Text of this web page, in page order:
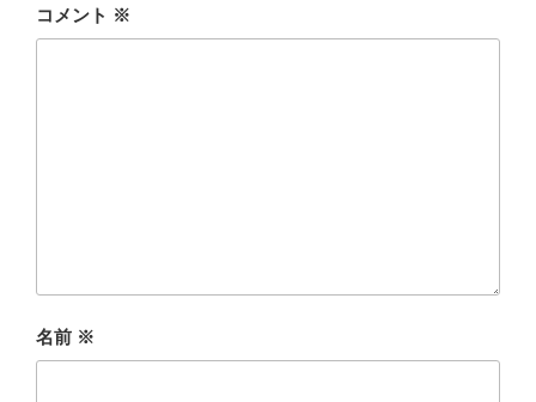
コメント ※
名前 ※